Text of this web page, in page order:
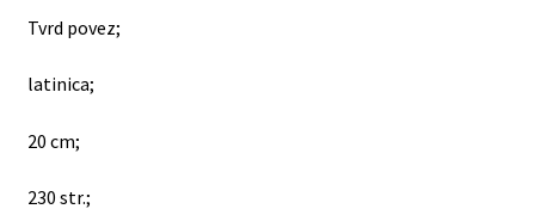
Tvrd povez;
latinica;
20 cm;
230 str.;